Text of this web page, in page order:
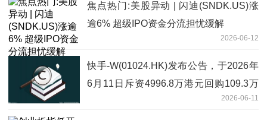
焦点热门:美股异动 | 闪迪(SNDK.US)涨
逾6% 超级IPO资金分流担忧缓解
2026-06-12
快手-W(01024.HK)发布公告，于2026年
6月11日斥资4996.8万港元回购109.3万
2026-06-11